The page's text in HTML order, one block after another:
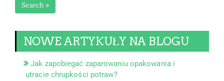
Search »
NOWE ARTYKUŁY NA BLOGU
Jak zapobiegać zaparowaniu opakowania i
utracie chrupkości potraw?